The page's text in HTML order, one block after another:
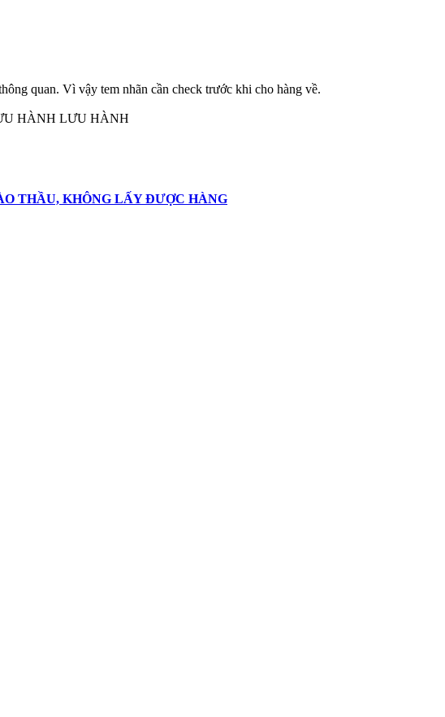
quan. Vì vậy tem nhãn cần check trước khi cho hàng về.
HÀNH LƯU HÀNH
THẦU, KHÔNG LẤY ĐƯỢC HÀNG